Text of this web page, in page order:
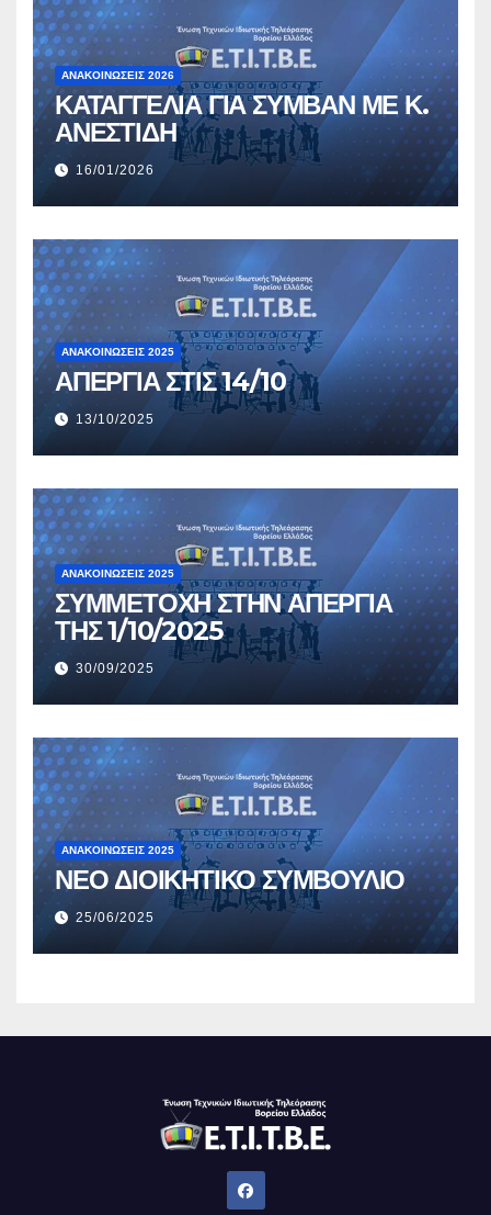
ΑΝΑΚΟΙΝΏΣΕΙΣ 2026
ΚΑΤΑΓΓΕΛΙΑ ΓΙΑ ΣΥΜΒΑΝ ΜΕ Κ.
ΑΝΕΣΤΙΔΗ
16/01/2026
ΑΝΑΚΟΙΝΏΣΕΙΣ 2025
ΑΠΕΡΓΙΑ ΣΤΙΣ 14/10
13/10/2025
ΑΝΑΚΟΙΝΏΣΕΙΣ 2025
ΣΥΜΜΕΤΟΧΗ ΣΤΗΝ ΑΠΕΡΓΙΑ
ΤΗΣ 1/10/2025
30/09/2025
ΑΝΑΚΟΙΝΏΣΕΙΣ 2025
ΝΕΟ ΔΙΟΙΚΗΤΙΚΟ ΣΥΜΒΟΥΛΙΟ
25/06/2025